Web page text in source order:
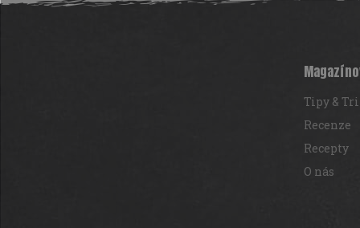
á
Tipy &
Recenze
Recepty
O nás